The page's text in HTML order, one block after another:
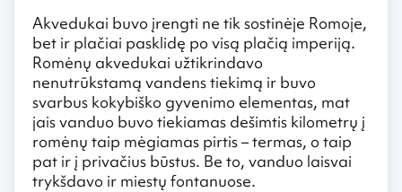
Akvedukai buvo įrengti ne tik sostinėje Romoje,
bet ir plačiai pasklidę po visą plačią imperiją.
Romėnų akvedukai užtikrindavo
nenutrūkstamą vandens tiekimą ir buvo
svarbus kokybiško gyvenimo elementas, mat
jais vanduo buvo tiekiamas dešimtis kilometrų į
romėnų taip mėgiamas pirtis – termas, o taip
pat ir į privačius būstus. Be to, vanduo laisvai
trykšdavo ir miestų fontanuose.